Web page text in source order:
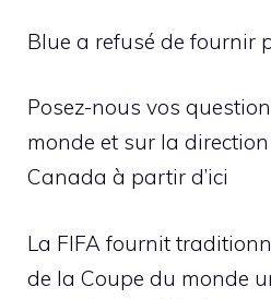
Blue a refusé de fournir
Posez-nous vos
monde et sur la
Canada à partir d’ici
La FIFA fournit
de la Coupe du monde